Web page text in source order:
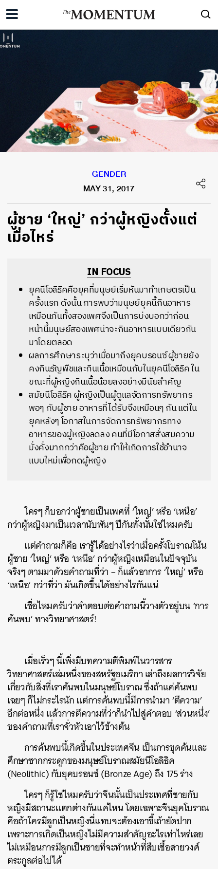
GENDER
MAY 31, 2017
ผู้ชาย ‘ใหญ่’ กว่าผู้หญิงตั้งแต่
เมื่อไหร่
IN FOCUS
ยุคนีโอลิธิคคือยุคที่มนุษย์เริ่มหันมาทำเกษตรเป็น
ครั้งแรก ดังนั้น การพบว่ามนุษย์ยุคนี้กินอาหาร
เหมือนกันทั้งสองเพศจึงเป็นการบ่งบอกว่าก่อน
หน้านี้มนุษย์สองเพศน่าจะกินอาหารแบบเดียวกัน
มาโดยตลอด
ผลการศึกษาระบุว่าเมื่อมาถึงยุคบรอนซ์ ผู้ชายยัง
คงกินธัญพืชและกินเนื้อเหมือนกับในยุคนีโอลิธิค ใน
ขณะที่ผู้หญิงกินเนื้อน้อยลงอย่างมีนัยสำคัญ
สมัยนีโอลิธิค ผู้หญิงเป็นผู้ดูแลจัดการทรัพยากร
พอๆ กับผู้ชาย อาหารที่ได้รับจึงเหมือนๆ กัน แต่ใน
ยุคหลังๆ โอกาสในการจัดการทรัพยากรทาง
อาหารของผู้หญิงลดลง คนที่มีโอกาสสั่งสมความ
มั่งคั่งมากกว่าคือผู้ชาย ทำให้เกิดการใช้อำนาจ
แบบใหม่เพื่อกดผู้หญิง
ใครๆ ก็บอกว่าผู้ชายเป็นเพศที่ ‘ใหญ่’ หรือ ‘เหนือ’
กว่าผู้หญิงมาเป็นเวลานับพันๆ ปีกันทั้งนั้นใช่ไหมครับ
แต่คำถามก็คือ เรารู้ได้อย่างไรว่าเมื่อครั้งโบราณโน้น
ผู้ชาย ‘ใหญ่’ หรือ ‘เหนือ’ กว่าผู้หญิงเหมือนในปัจจุบัน
จริงๆ ตามมาด้วยคำถามที่ว่า – ก็แล้วอาการ ‘ใหญ่’ หรือ
‘เหนือ’ กว่าที่ว่า มันเกิดขึ้นได้อย่างไรกันแน่
เชื่อไหมครับว่าคำตอบต่อคำถามนี้วางตัวอยู่บน ‘การ
ค้นพบ’ ทางวิทยาศาสตร์!
เมื่อเร็วๆ นี้เพิ่งมีบทความตีพิมพ์ในวารสาร
วิทยาศาสตร์เล่มหนึ่งของสหรัฐอเมริกา เล่าถึงผลการวิจัย
เกี่ยวกับสิ่งที่เราค้นพบในมนุษย์โบราณ ซึ่งถ้าแค่ค้นพบ
เฉยๆ ก็ไม่กระไรนัก แต่การค้นพบนี้มีการนำมา ‘ตีความ’
อีกต่อหนึ่ง แล้วการตีความที่ว่าก็นำไปสู่คำตอบ ‘ส่วนหนึ่ง’
ของคำถามที่เราจั่วหัวเอาไว้ข้างต้น
การค้นพบนี้เกิดขึ้นในประเทศจีน เป็นการขุดค้นและ
ศึกษาซากกระดูกของมนุษย์โบราณสมัยนีโอลิธิค
(Neolithic) กับยุคบรอนซ์ (Bronze Age) ถึง 175 ร่าง
ใครๆ ก็รู้ใช่ไหมครับว่าจีนนั้นเป็นประเทศที่ชายกับ
หญิงมีสถานะแตกต่างกันแค่ไหน โดยเฉพาะจีนยุคโบราณ
คือถ้าใครมีลูกเป็นหญิงนี่แทบจะต้องเอาขี้เถ้ายัดปาก
เพราะการเกิดเป็นหญิงไม่มีความสำคัญอะไรเท่าไหร่เลย
ไม่เหมือนการมีลูกเป็นชายที่จะทำหน้าที่สืบเชื้อสายวงศ์
ตระกูลต่อไปได้